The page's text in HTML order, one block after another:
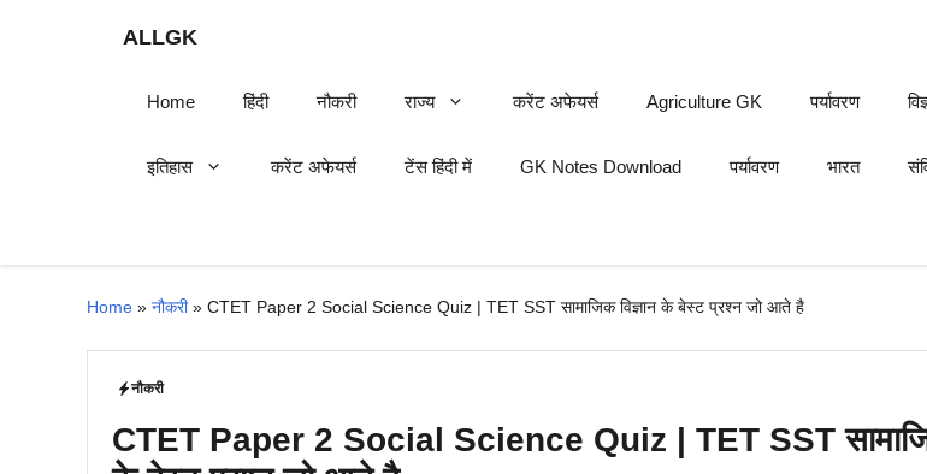
ALLGK
Home हिंदी नौकरी राज्य करेंट अफेयर्स Agriculture GK पर्यावरण
इतिहास करेंट अफेयर्स टेंस हिंदी में GK Notes Download पर्यावरण भारत
Home » नौकरी» CTET Paper 2 Social Science Quiz | TET SST सामाजिक विज्ञान के बेस्ट प्रश्न जो आते है
नौकरी
CTET Paper 2 Social Science Quiz | TET SST